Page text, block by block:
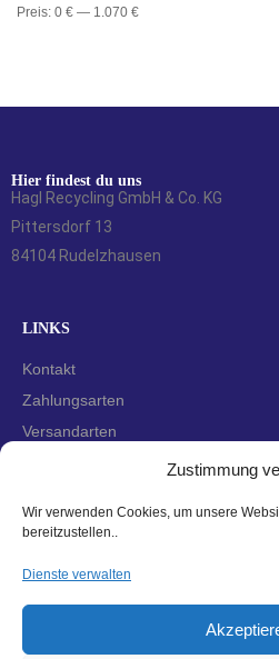
Zustimmung
Wir verwenden Cookies, um unsere
bereitzustellen..
Dienste verwalten
Preis: 0 € — 1.070 €
Hier findest du uns
Hagl Recycling GmbH & Co. KG
Pittersdorf 13
84104 Rudelzhausen
LINKS
Kontakt
Zahlungsarten
Versandarten
Datenschutzerklärung
Cookie-Richtlinie (EU)